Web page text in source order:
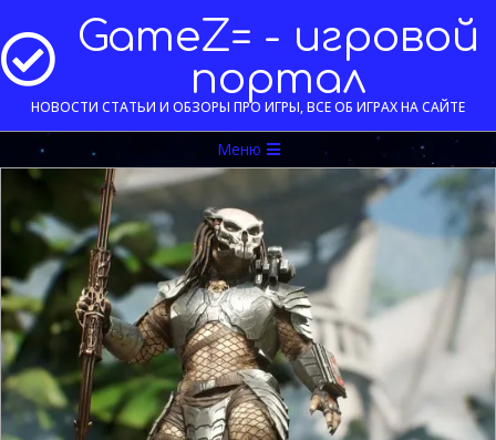
содержимомуGameZ= - игровой
портал
НОВОСТИ СТАТЬИ И ОБЗОРЫ ПРО ИГРЫ, ВСЕ ОБ ИГРАХ НА САЙТЕ
навигации
Меню